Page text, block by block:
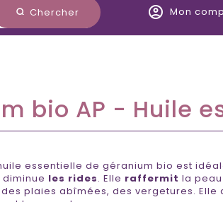
search Chercher account_circle Mon
bio AP - Huile
essentielle de géranium bio est
les rides. Elle raffermit la
des plaies abîmées, des vergetures. Elle